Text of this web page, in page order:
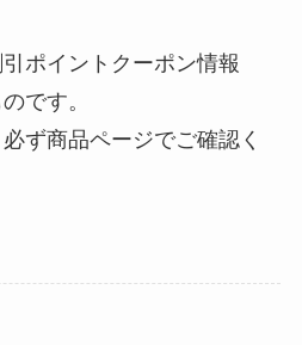
ポイントクーポン情報
です。
ず商品ページでご確認く